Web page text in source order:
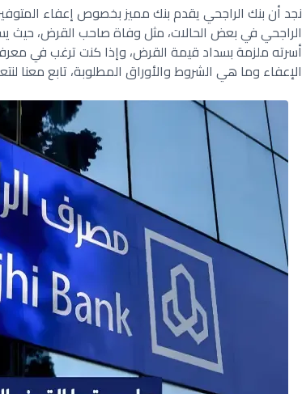
نجد أن بنك الراجحي يقدم بنك مميز بخصوص إعفاء
الراجحي في بعض الحالات، مثل وفاة صاحب القرض،
أسرته ملزمة بسداد قيمة القرض، وإذا كنت ترغب في
الإعفاء وما هي الشروط والأوراق المطلوبة، تابع معنا